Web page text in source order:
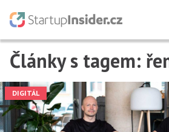
Články s tagem:
DIGITÁL